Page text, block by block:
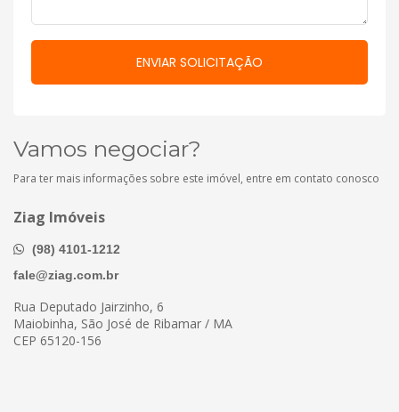
Vamos negociar?
Para ter mais informações sobre este imóvel, entre em contato conosco
Ziag Imóveis
(98) 4101-1212
fale@ziag.com.br
Rua Deputado Jairzinho, 6
Maiobinha, São José de Ribamar / MA
CEP 65120-156